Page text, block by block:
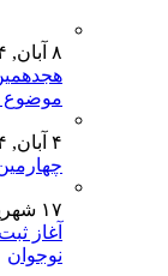
۸ آبان, ۱۴۰۴
موضوع
۴ آبان, ۱۴۰۴
۱۷ شهریور, ۱۴۰۴
آغاز
نوجوان